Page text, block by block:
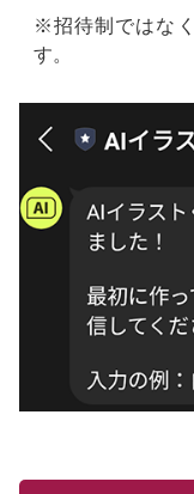
※招待制ではな
す。